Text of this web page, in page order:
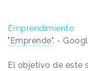
Emprendimiento
"Emprende". -
El objetivo de este